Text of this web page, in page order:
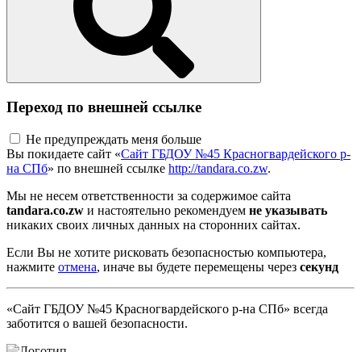
Переход по внешней ссылке
Не предупреждать меня больше
Вы покидаете сайт «Сайт ГБДОУ №45 Красногвардейского р-
на СПб» по внешней ссылке http://tandara.co.zw.
Мы не несем ответственности за содержимое сайта
tandara.co.zw и настоятельно рекомендуем не указывать
никаких своих личных данных на сторонних сайтах.
Если Вы не хотите рисковать безопасностью компьютера,
нажмите отмена, иначе вы будете перемещены через секунд
«Сайт ГБДОУ №45 Красногвардейского р-на СПб» всегда
заботится о вашей безопасности.